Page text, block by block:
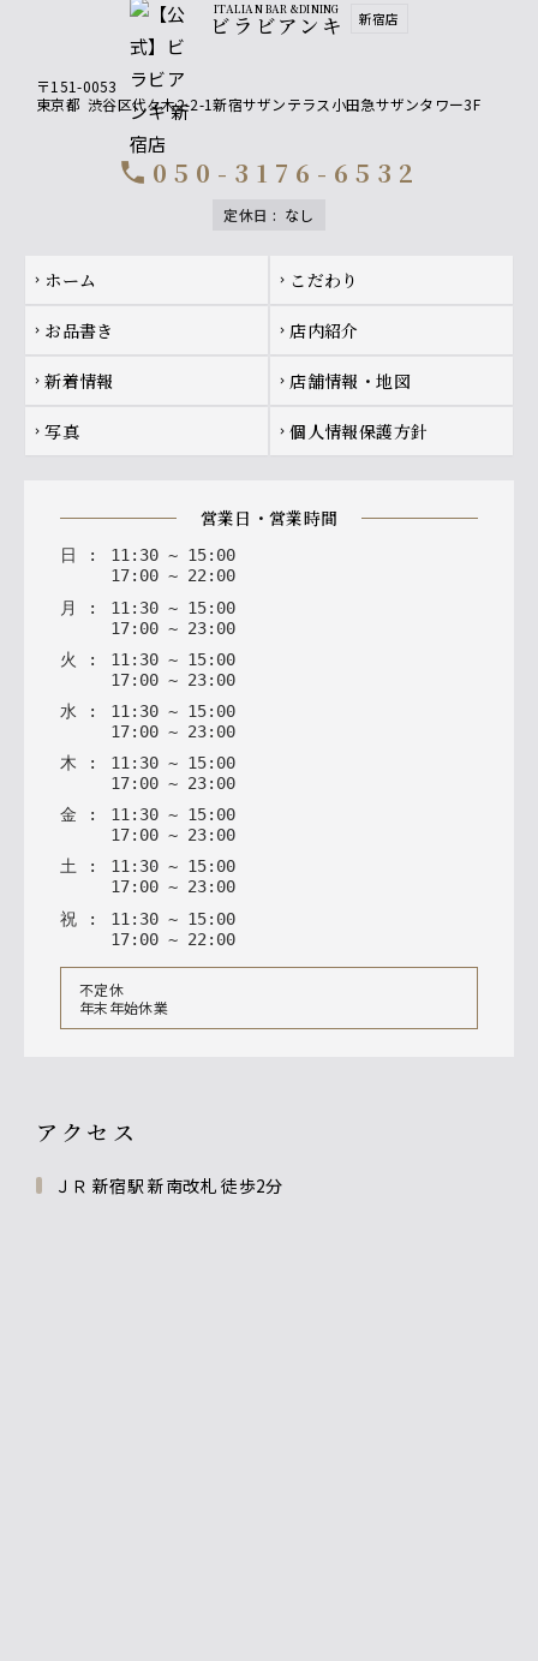
ITALIAN BAR &DINING
ビラビアンキ 新宿店
〒151-0053
東京都 渋谷区代々木2-2-1新宿サザンテラス小田急サザンタワー3F
call 050-3176-6532
定休日 : なし
Footer navigation
chevron_right ホーム chevron_right こだわり
chevron_right お品書き chevron_right 店内紹介
chevron_right 新着情報 chevron_right 店舗情報・地図
chevron_right 写真 chevron_right 個人情報保護方針
営業日・営業時間
日 : 11: 30 ~ 15: 00
17: 00 ~ 22: 00
月
: 11 : 30 ~ 15: 00
17: 00 ~ 23: 00
火
: 11 : 30 ~ 15: 00
17: 00 ~ 23: 00
水 : 11 : 30 ~ 15: 00
17: 00 ~ 23: 00
木 : 11 : 30 ~ 15: 00
17: 00 ~ 23: 00
金 : 11: 30 ~ 15: 00
17: 00 ~ 23: 00
土 : 11: 30 ~ 15: 00
17: 00 ~ 23: 00
祝 : 11 : 30 ~ 15: 00
17: 00 ~ 22 : 00
不定休
年末年始休業
アクセス
ＪＲ 新宿駅 新南改札 徒歩2分